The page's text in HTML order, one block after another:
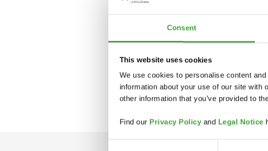
Consent
This website uses cookies
We use cookies to personalise content
information about your use of our site with
other information that you’ve provided to
Find our Privacy Policy and Legal Notice